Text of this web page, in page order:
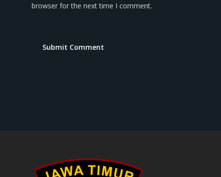
browser for the next time I comment.